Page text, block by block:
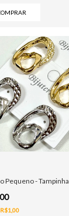
Prata
Pequeno -
R$1,00